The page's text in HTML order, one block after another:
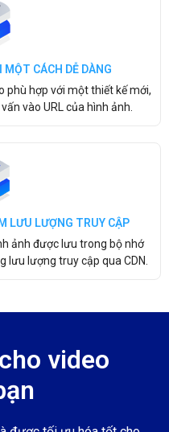
CÁCH DỄ DÀNG
phù hợp với một thiết kế mới,
vào URL của hình ảnh.
LƯU LƯỢNG TRUY CẬP
ảnh được lưu trong bộ nhớ
lưu lượng truy cập qua CDN.
video